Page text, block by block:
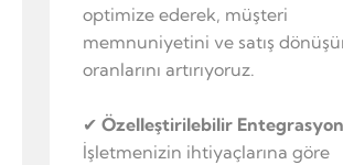
optimize ederek, müşteri
memnuniyetini ve satış
oranlarını artırıyoruz.
✔ Özelleştirilebilir
İşletmenizin ihtiyaçlarına göre